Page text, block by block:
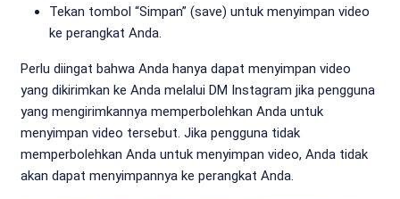
Tekan tombol “Simpan” (save) untuk menyimpan video
ke perangkat Anda.
Perlu diingat bahwa Anda hanya dapat menyimpan video
yang dikirimkan ke Anda melalui DM Instagram jika pengguna
yang mengirimkannya memperbolehkan Anda untuk
menyimpan video tersebut. Jika pengguna tidak
memperbolehkan Anda untuk menyimpan video, Anda tidak
akan dapat menyimpannya ke perangkat Anda.